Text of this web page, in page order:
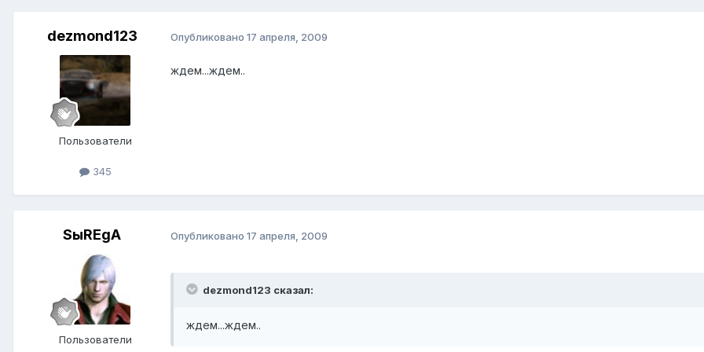
dezmond123
Пользователи
345
Опубликовано 17 апреля, 2009
ждем...ждем..
SыREgA
Пользователи
Опубликовано 17 апреля, 2009
dezmond123 сказал:
ждем...ждем..